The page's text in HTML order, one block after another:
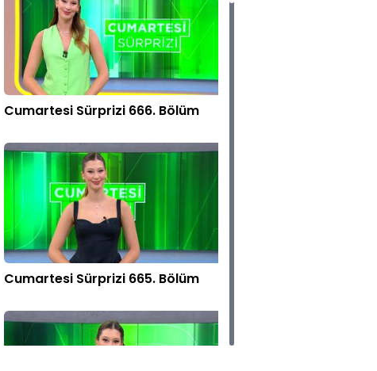
Cumartesi Sürprizi 666. Bölüm
Cumartesi Sürprizi 665. Bölüm